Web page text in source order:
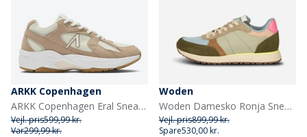
ARKK Copenhagen
ARKK Copenhagen Eral Sneakers Beige/Hvid Beige White
Vejl. pris599,99 kr.
Var299,99 kr.
Woden
Woden Damesko Ronja Sneakers 189 Stone Multi
Vejl. pris899,99 kr.
Spare530,00 kr.